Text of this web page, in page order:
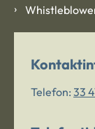
Telefon: 33